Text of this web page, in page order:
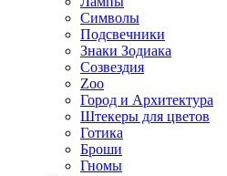
Символы
Подсвечники
Знаки Зодиака
Созвездия
Zoo
Город и Архитектура
Штекеры для цветов
Готика
Броши
Гномы